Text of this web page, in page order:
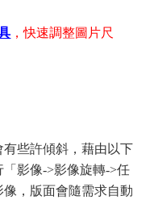
，快速調整圖片尺
些許傾斜，藉由以下
影像->影像旋轉->任
，版面會隨需求自動